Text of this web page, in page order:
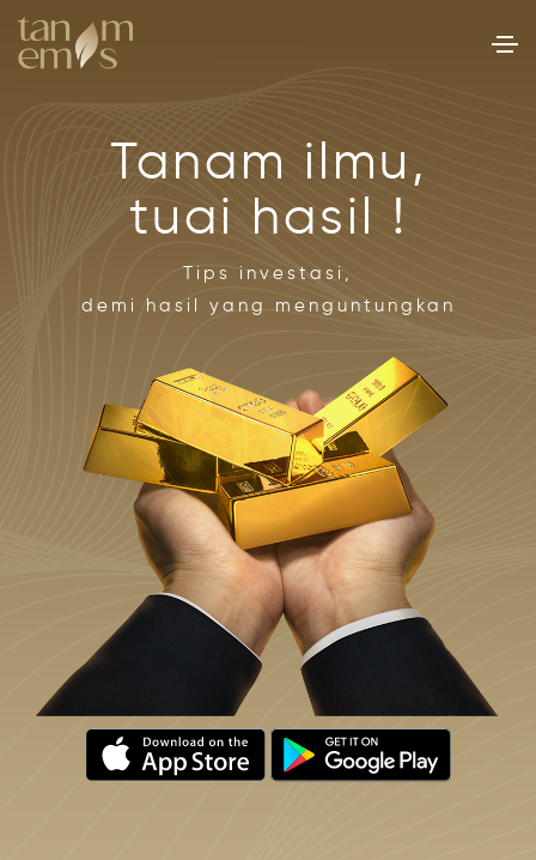
Tanam ilmu,
tuai hasil !
Tips investasi,
demi hasil yang menguntungkan